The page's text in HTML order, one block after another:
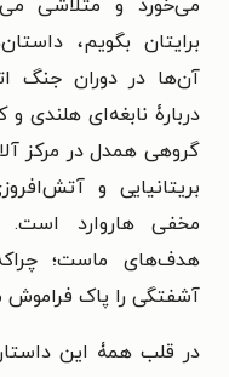
می‌خورد و متلاشی
برایتان بگویم،
آن‌ها در دوران جنگ
دربارۀ نابغه‌ای هلندی و
گروهی همدل در مرکز
بریتانیایی و
مخفی هاروارد است.
هدف‌های ماست؛
آشفتگی را پاک
در قلب همۀ این